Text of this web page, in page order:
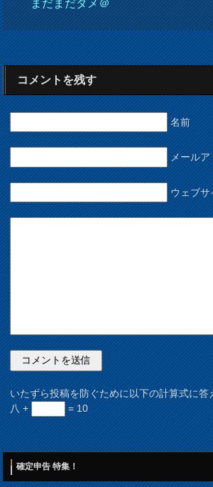
まだまだダメ＠
コメントを残す
名前
メール
ウェブサ
いたずら投稿を防ぐために以下の計算式に答
八 +
= 10
確定申告 特集！